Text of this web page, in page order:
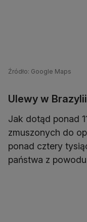
Źródło: Google Maps
Ulewy w Brazylii
Jak dotąd ponad
zmuszonych do
ponad cztery
państwa z